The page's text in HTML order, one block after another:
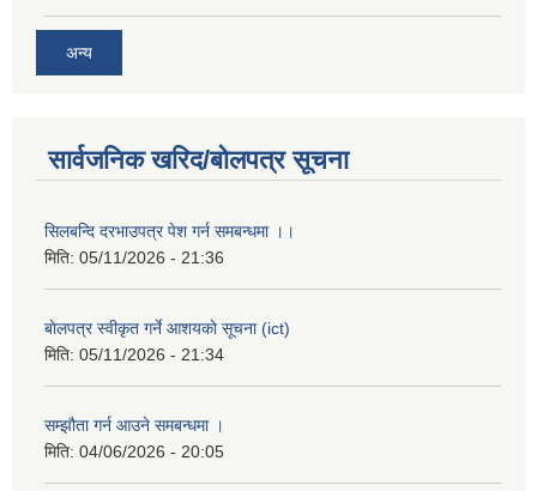
अन्य
सार्वजनिक खरिद/बोलपत्र सूचना
सिलबन्दि दरभाउपत्र पेश गर्न समबन्धमा ।।
मिति: 05/11/2026 - 21:36
बाेलपत्र स्वीकृत गर्ने आशयकाे सूचना (ict)
मिति: 05/11/2026 - 21:34
सम्झौता गर्न आउने समबन्धमा ।
मिति: 04/06/2026 - 20:05